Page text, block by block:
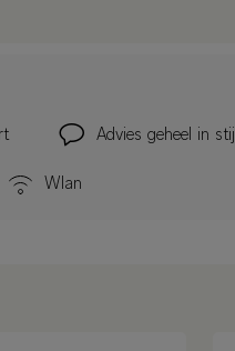
Advies geheel in stijl
Wlan